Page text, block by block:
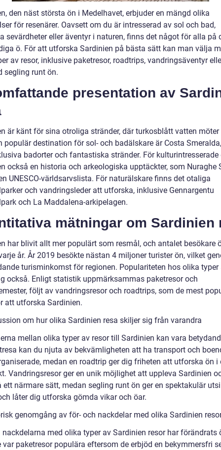
den näst största ön i Medelhavet, erbjuder en mängd olika
för resenärer. Oavsett om du är intresserad av sol och bad,
sevärdheter eller äventyr i naturen, finns det något för alla på
ö. För att utforska Sardinien på bästa sätt kan man välja
av resor, inklusive paketresor, roadtrips, vandringsäventyr
segling runt ön.
presentation av
är känt för sina otroliga stränder, där turkosblått vatten
populär destination för sol- och badälskare är Costa
badorter och fantastiska stränder. För kulturintresserade
också en historia och arkeologiska upptäckter, som Nuraghe
UNESCO-världsarvslista. För naturälskare finns det otaliga
och vandringsleder att utforska, inklusive Gennargentu
och La Maddalena-arkipelagen.
mätningar om Sardinien
har blivit allt mer populärt som resmål, och antalet besökare
år. År 2019 besökte nästan 4 miljoner turister ön, vilket
turisminkomst för regionen. Populariteten hos olika typer
också. Enligt statistik uppmärksammas paketresor och
följt av vandringsresor och roadtrips, som de mest
att utforska Sardinien.
om hur olika Sardinien resa skiljer sig från varandra
mellan olika typer av resor till Sardinien kan vara
kan du njuta av bekvämligheten att ha transport och
medan en roadtrip ger dig friheten att utforska ön i
Vandringsresor ger en unik möjlighet att uppleva Sardinien
ett närmare sätt, medan segling runt ön ger en spektakulär
låter dig utforska gömda vikar och öar.
genomgång av för- och nackdelar med olika Sardinien
nackdelarna med olika typer av Sardinien resor har förändrats
var paketresor populära eftersom de erbjöd en bekymmersfri